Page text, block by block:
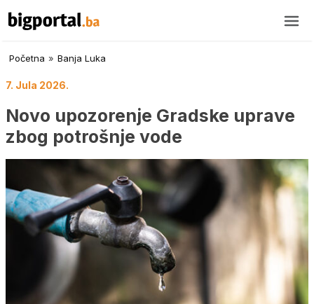
Početna » Banja Luka
7. Jula 2026.
Novo upozorenje Gradske uprave
zbog potrošnje vode